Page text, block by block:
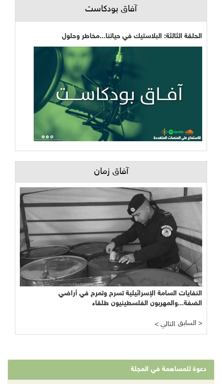
آفاق بودكاست
الحلقة الثالثة: البلاستيك في حياتنا...مخاطر وحلول
آفاق زمان
الحقائق المستورة عن "القنبلة النووية" الموقوتة في حيفا
والسيناريوهات الإسرائيلية
النفايات السامة الإسرائيلية تسرح وتمرح في أراضي
الضفة...والمهربون الفلسطينيون طلقاء
< التالي السابق >
دعوة للمساهمة في المجلة